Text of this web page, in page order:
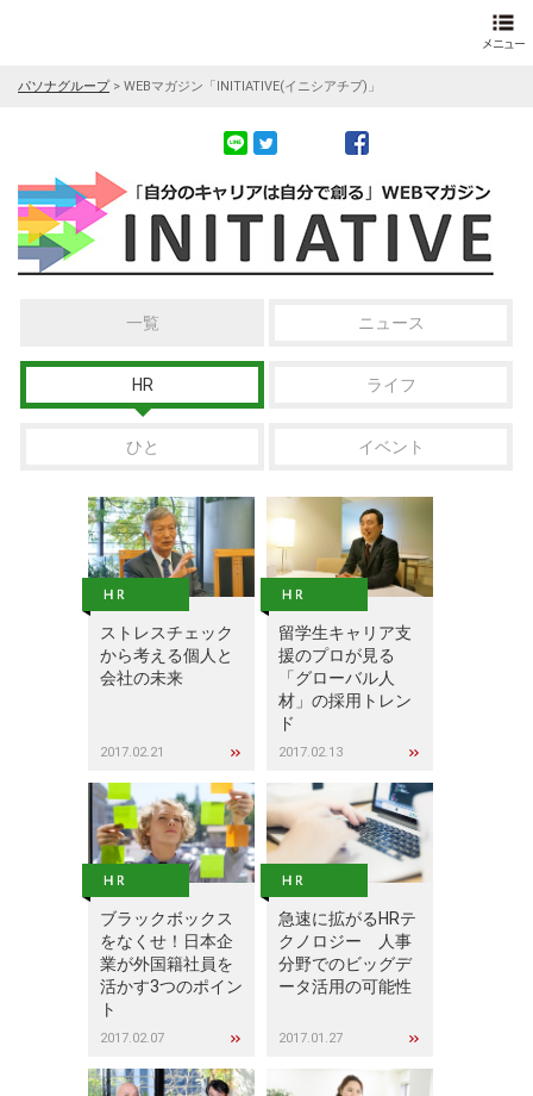
パソナグループ> WEBマガジン「INITIATIVE(イニシアチブ)」
一覧 ニュース
HR ライフ
ひと イベント
ストレスチェック
から考える個人と
会社の未来
2017.02.21
留学生キャリア支
援のプロが見る
「グローバル人
材」の採用トレン
ド
2017.02.13
ブラックボックス
をなくせ！日本企
業が外国籍社員を
活かす3つのポイン
ト
2017.02.07
急速に拡がるHRテ
クノロジー 人事
分野でのビッグデ
ータ活用の可能性
2017.01.27